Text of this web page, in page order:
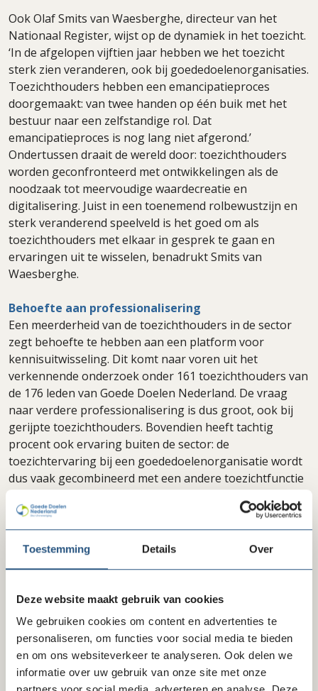
Toestemming Details Over
Deze website maakt gebruik van cookies
We gebruiken cookies om content en advertenties te
personaliseren, om functies voor social media te bieden
en om ons websiteverkeer te analyseren. Ook delen we
informatie over uw gebruik van onze site met onze
Ook Olaf Smits van Waesberghe, directeur van het
Nationaal Register, wijst op de dynamiek in het toezicht.
‘In de afgelopen vijftien jaar hebben we het toezicht
sterk zien veranderen, ook bij goededoelenorganisaties.
Toezichthouders hebben een emancipatieproces
doorgemaakt: van twee handen op één buik met het
bestuur naar een zelfstandige rol. Dat
emancipatieproces is nog lang niet afgerond.’
Ondertussen draait de wereld door: toezichthouders
worden geconfronteerd met ontwikkelingen als de
noodzaak tot meervoudige waardecreatie en
digitalisering. Juist in een toenemend rolbewustzijn en
sterk veranderend speelveld is het goed om als
toezichthouders met elkaar in gesprek te gaan en
ervaringen uit te wisselen, benadrukt Smits van
Waesberghe.
Behoefte aan professionalisering
Een meerderheid van de toezichthouders in de sector
zegt behoefte te hebben aan een platform voor
kennisuitwisseling. Dit komt naar voren uit het
verkennende onderzoek onder 161 toezichthouders van
de 176 leden van Goede Doelen Nederland. De vraag
naar verdere professionalisering is dus groot, ook bij
gerijpte toezichthouders. Bovendien heeft tachtig
procent ook ervaring buiten de sector: de
toezichtervaring bij een goededoelenorganisatie wordt
dus vaak gecombineerd met een andere toezichtfunctie
bedrijfsleven, waardoor kruisbestuiving kan
plaatsvinden.
voor hun informatievoorziening, een minderheid
raadpleegt externe bronnen. Wat betreft de eigen
behoefte aan informatie en professionalisering geeft
38% aan behoefte te hebben aan specifieke
opleidingsmogelijkheden voor toezichthouders in de
goededoelensector, vooral op het gebied van